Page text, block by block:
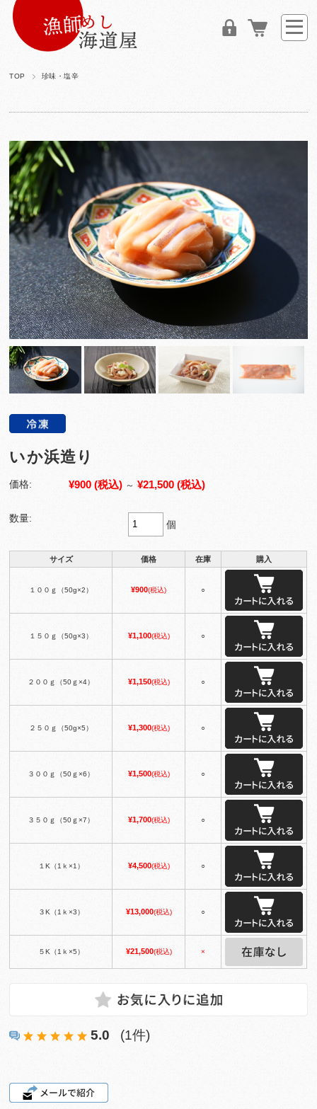
TOP 珍味・塩辛
いか浜造り
価格: ¥900 (税込) ～ ¥21,500 (税込)
数量:
個
サイズ 価格 在庫 購入
１００ｇ（50g×2） ¥900(税込) ○
１５０ｇ（50g×3） ¥1,100(税込) ○
２００ｇ（50ｇ×4） ¥1,150(税込) ○
２５０ｇ（50g×5） ¥1,300(税込) ○
３００ｇ（50ｇ×6） ¥1,500(税込) ○
３５０ｇ（50ｇ×7） ¥1,700(税込) ○
１K（1ｋ×1） ¥4,500(税込) ○
３K（1ｋ×3） ¥13,000(税込) ○
５K（1ｋ×5） ¥21,500(税込) ×
5.0 (1件)